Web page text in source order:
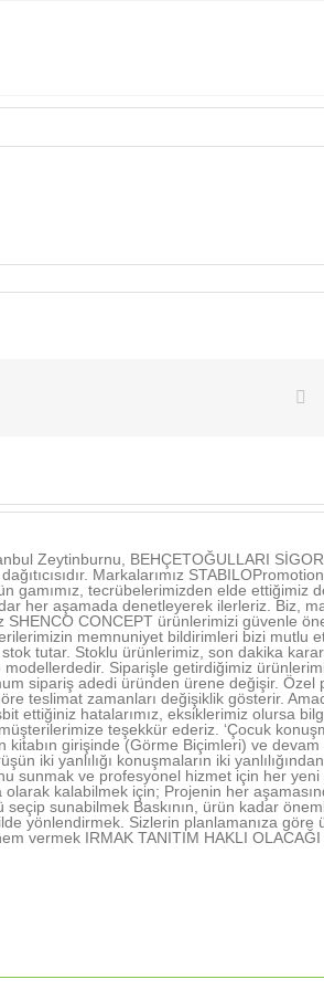
Zeytinburnu, BEHÇETOĞULLARI
Markalarımız
gamımız, tecrübelerimizden elde ettiğimiz
her aşamada denetleyerek ilerleriz. Biz,
CONCEPT ürünlerimizi güvenle
memnuniyet bildirimleri bizi mutlu
tutar. Stoklu ürünlerimiz, son dakika
Siparişle getirdiğimiz
sipariş adedi üründen ürene değişir.
teslimat zamanları değişiklik gösterir.
ettiğiniz hatalarımız, eksiklerimiz olursa
teşekkür ederiz. ‘Çocuk
kitabın girişinde (Görme Biçimleri) ve
iki yanlılığı konuşmaların iki
sunmak ve profesyonel hizmet için her yeni
kalabilmek için; Projenin her
sunabilmek Baskının, ürün kadar
yönlendirmek. Sizlerin planlamanıza göre
vermek IRMAK TANITIM HAKLI